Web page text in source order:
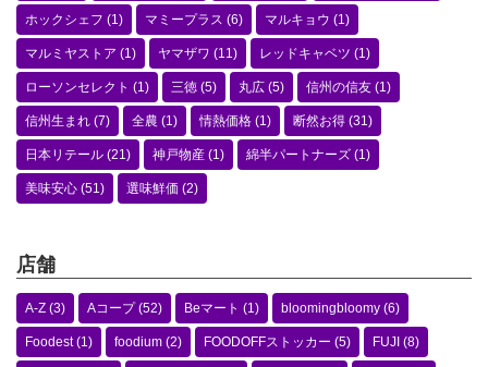
ホックシェフ (1) マミープラス (6) マルキョウ (1)
マルミヤストア (1) ヤマザワ (11) レッドキャベツ (1)
ローソンセレクト (1) 三徳 (5) 丸広 (5) 信州の信友 (1)
信州生まれ (7) 全農 (1) 情熱価格 (1) 断然お得 (31)
日本リテール (21) 神戸物産 (1) 綿半パートナーズ (1)
美味安心 (51) 選味鮮価 (2)
店舗
A-Z (3) Aコープ(52) Beマート (1) bloomingbloomy (6)
Foodest(1) foodium (2) FOODOFFストッカー (5) FUJI (8)